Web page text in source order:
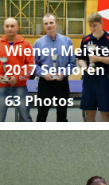
Wiener
2017 Senioren
63 Photos